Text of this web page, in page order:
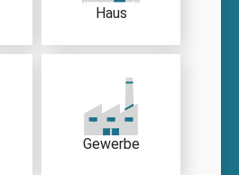
Haus
Gewerbe